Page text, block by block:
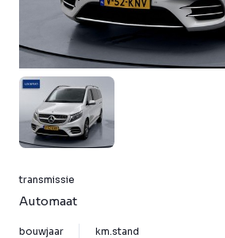
transmissie
Automaat
bouwjaar km.stand